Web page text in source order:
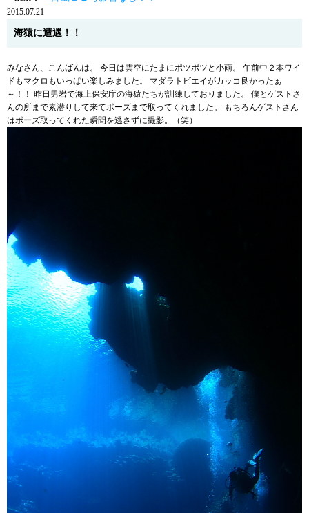
2015.07.21
海猿に遭遇！！
みなさん、こんばんは。 今日は雲空にたまにポツポツと小雨。 午前中２本ワイ
ドもマクロもいっぱい楽しみました。 マダラトビエイがカッコ良かったぁ
～！！ 昨日男岩で海上保安庁の海猿たちが訓練しておりました。 僕とゲストさ
んの所まで素潜りして来てポーズまで取ってくれました。 もちろんゲストさん
はポーズ取ってくれた瞬間を逃さずに撮影。（笑）